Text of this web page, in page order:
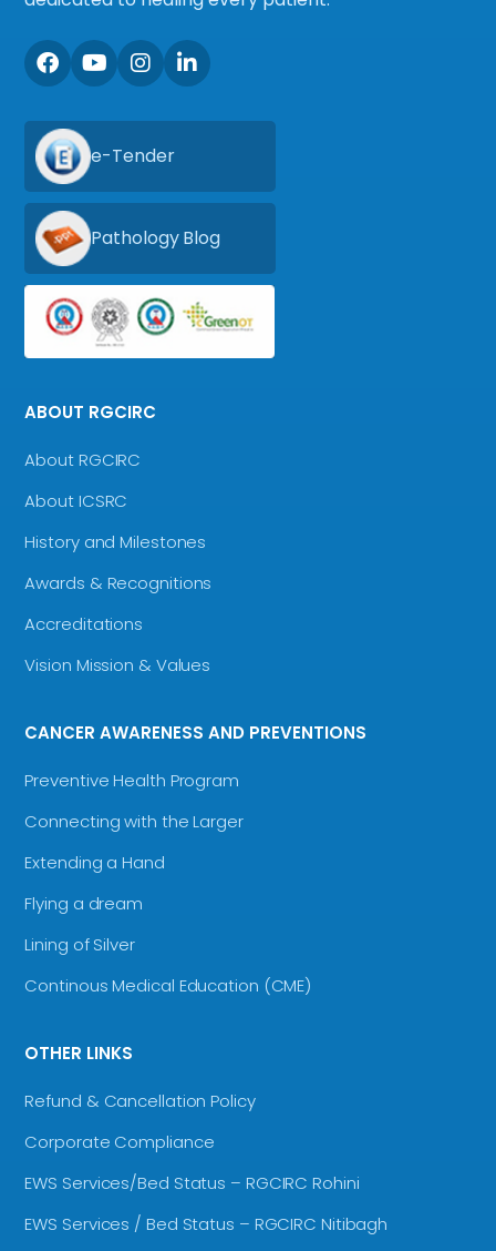
e-Tender
Pathology Blog
ABOUT RGCIRC
About RGCIRC
About ICSRC
History and Milestones
Awards & Recognitions
Accreditations
Vision Mission & Values
CANCER AWARENESS AND PREVENTIONS
Preventive Health Program
Connecting with the Larger
Extending a Hand
Flying a dream
Lining of Silver
Continous Medical Education (CME)
OTHER LINKS
Refund & Cancellation Policy
Corporate Compliance
EWS Services/Bed Status – RGCIRC Rohini
EWS Services / Bed Status – RGCIRC Nitibagh